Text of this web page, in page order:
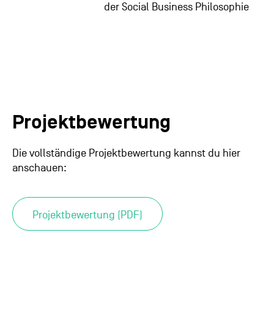
der Social Business Philosophie
Projektbewertung
Die vollständige Projektbewertung kannst du hier
anschauen:
Projektbewertung (PDF)